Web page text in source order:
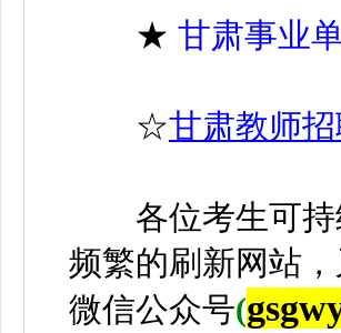
★ 甘肃事业
☆甘肃教师
各位考生可
频繁的刷新网站
微信公众号(